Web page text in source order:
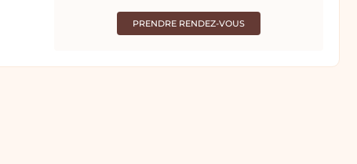
PRENDRE RENDEZ-VOUS